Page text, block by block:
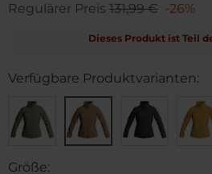
Regulärer Preis 131,99 € -26%
Dieses Produkt ist Teil
Verfügbare Produktvarianten:
Größe: